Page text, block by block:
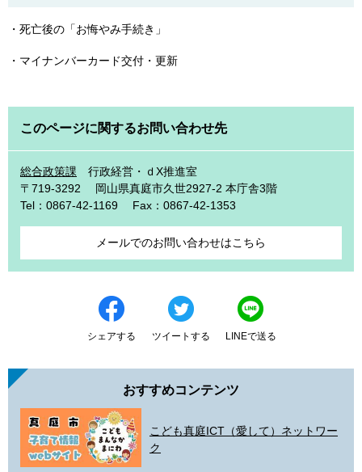
・死亡後の「お悔やみ手続き」
・マイナンバーカード交付・更新
このページに関するお問い合わせ先
総合政策課
行政経営・ｄX推進室
〒719-3292
岡山県真庭市久世2927-2 本庁舎3階
Tel：0867-42-1169
Fax：0867-42-1353
メールでのお問い合わせはこちら
シェアする ツイートする LINEで送る
おすすめコンテンツ
こども真庭ICT（愛して）ネットワー
ク